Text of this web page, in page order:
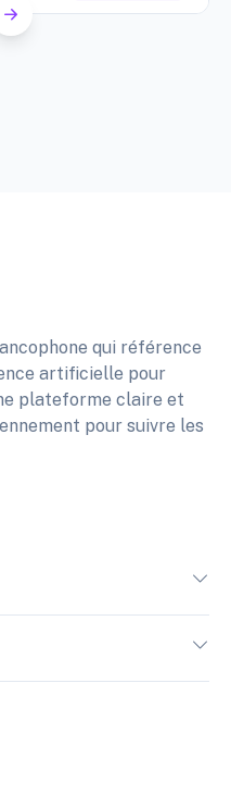
qui référence
artificielle pour
plateforme claire et
pour suivre les